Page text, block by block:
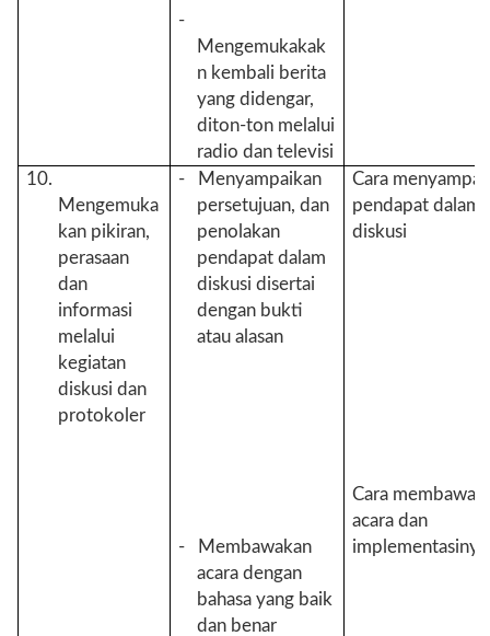
-
Mengemukakak
n kembali berita
yang didengar,
diton-ton melalui
radio dan televisi
10.
Mengemuka
kan pikiran,
perasaan
dan
informasi
melalui
kegiatan
diskusi dan
protokoler
- Menyampaikan
persetujuan, dan
penolakan
pendapat dalam
diskusi disertai
dengan bukti
atau alasan
- Membawakan
acara dengan
bahasa yang baik
dan benar
Cara
pendapat dalam
diskusi
Cara
acara dan
implementasinya